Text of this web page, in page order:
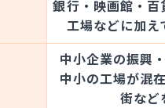
銀行・映画館・
工場などに加え
中小企業の振興
中小の工場が混
街など